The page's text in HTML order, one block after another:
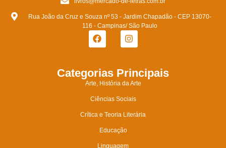
Rua João da Cruz e Souza nº 53 - Jardim Chapadão - CEP 13070-
116 - Campinas/ São Paulo
Categorias Principais
Arte, História da Arte
Ciências Sociais
Crítica e Teoria Literária
Educação
Linguagem